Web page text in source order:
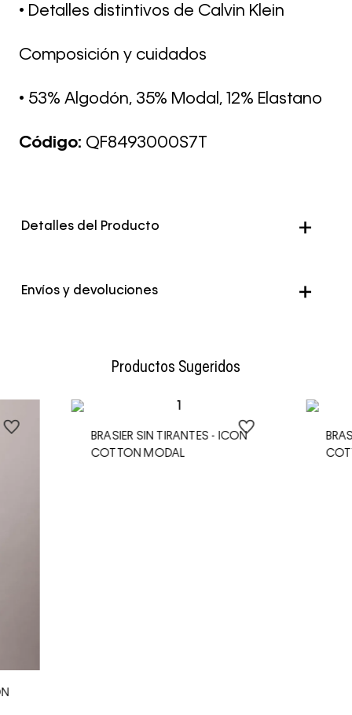
• Detalles distintivos de Calvin Klein
Composición y cuidados
• 53% Algodón, 35% Modal, 12% Elastano
Código: QF8493000S7T
Detalles del Producto
Envíos y devoluciones
Productos Sugeridos
BRASIER SIN TIRANTES - ICON
COTTON MODAL